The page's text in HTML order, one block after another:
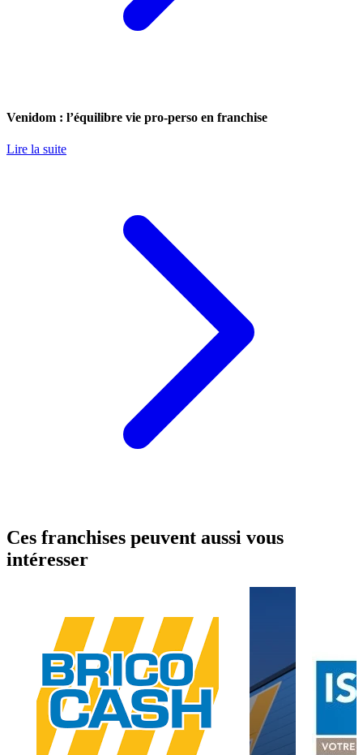
Venidom : l’équilibre vie pro-perso en franchise
Lire la suite
Ces franchises peuvent aussi vous
intéresser